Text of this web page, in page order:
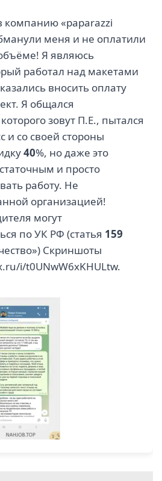
компанию «paparazzi
меня и не оплатили
Я являюсь
работал над макетами
вносить оплату
Я общался
зовут П.Е., пытался
и со своей стороны
40%, но даже это
и просто
работу. Не
организацией!
могут
по УК РФ (статья 159
Скриншоты
i/t0UNwW6xKHULtw.